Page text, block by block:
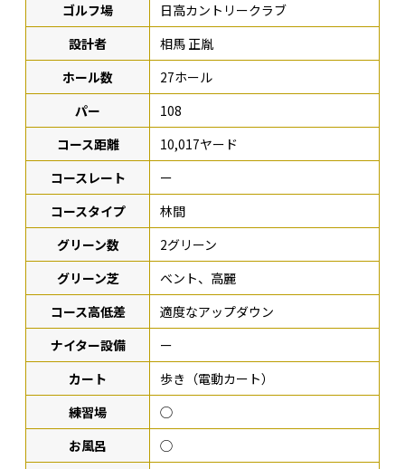
ゴルフ場
日高カントリークラブ
設計者
相馬 正胤
ホール数
27ホール
パー
108
コース距離
10,017ヤード
コースレート
ー
コースタイプ
林間
グリーン数
2グリーン
グリーン芝
ベント、高麗
コース高低差
適度なアップダウン
ナイター設備
ー
カート
歩き（電動カート）
練習場
◯
お風呂
◯